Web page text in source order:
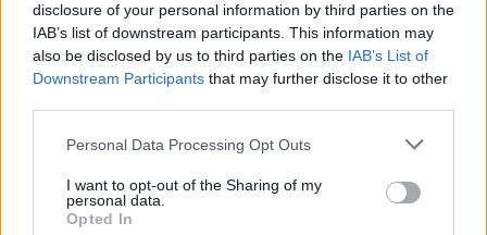
disclosure of your personal information by third parties on the
IAB’s list of downstream participants. This information may
also be disclosed by us to third parties on the IAB’s List of
Downstream Participants that may further disclose it to other
Personal Data Processing Opt Outs
I want to opt-out of the Sharing of my
personal data.
Opted In
3
MATKAILU